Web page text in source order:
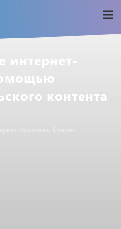
контента